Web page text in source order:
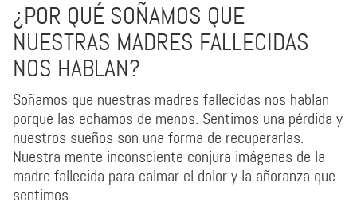
¿POR QUÉ SOÑAMOS QUE
NUESTRAS MADRES FALLECIDAS
NOS HABLAN?
Soñamos que nuestras madres fallecidas nos hablan
porque las echamos de menos. Sentimos una pérdida y
nuestros sueños son una forma de recuperarlas.
Nuestra mente inconsciente conjura imágenes de la
madre fallecida para calmar el dolor y la añoranza que
sentimos.